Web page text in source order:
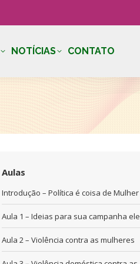
NOTÍCIAS CONTATO
Aulas
Introdução – Política é coisa de Mulher
Aula 1 – Ideias para sua campanha
Aula 2 – Violência contra as mulheres